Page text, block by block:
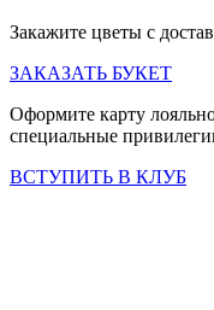
Закажите цветы с
ЗАКАЗАТЬ БУКЕТ
Оформите карту
специальные
ВСТУПИТЬ В КЛУБ